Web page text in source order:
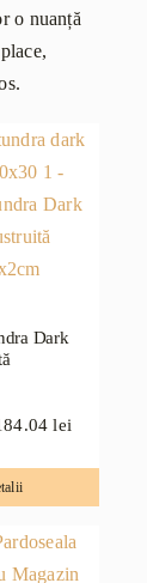
o nuanță
Dark
lei